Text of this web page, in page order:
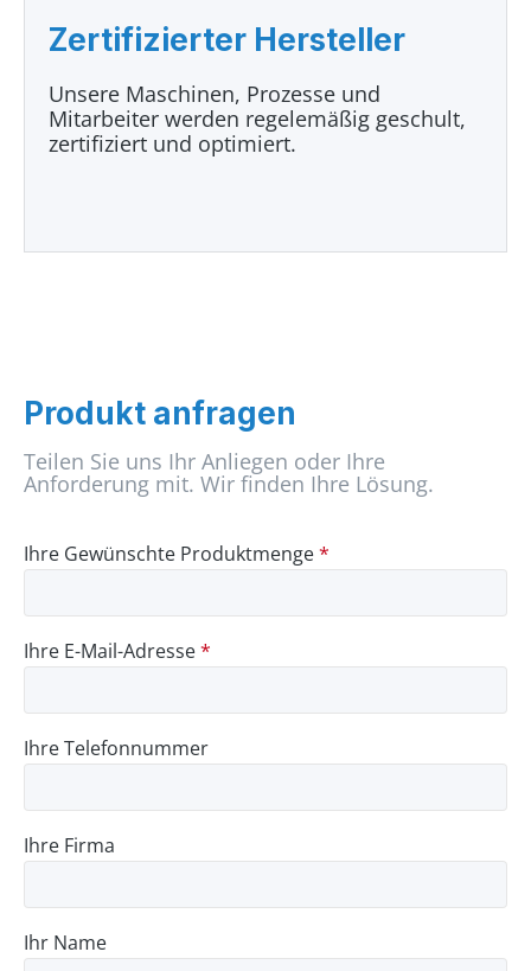
Zertifizierter Hersteller
Unsere Maschinen, Prozesse und
Mitarbeiter werden regelemäßig geschult,
zertifiziert und optimiert.
Produkt anfragen
Teilen Sie uns Ihr Anliegen oder Ihre
Anforderung mit. Wir finden Ihre Lösung.
Ihre Gewünschte Produktmenge*
Ihre E-Mail-Adresse*
Ihre Telefonnummer
Ihre Firma
Ihr Name